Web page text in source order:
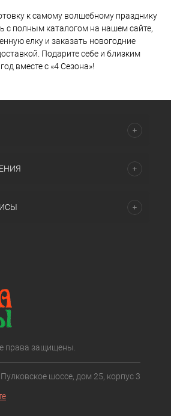
к самому волшебному празднику
с полным каталогом на нашем сайте,
елку и заказать новогодние
Подарите себе и близким
вместе с «4 Сезона»!
права защищены.
шоссе, дом 25, корпус 3